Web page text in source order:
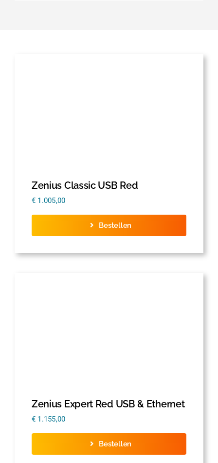
Zenius Classic USB Red
€ 1.005,00
Bestellen
Zenius Expert Red USB & Ethernet
€ 1.155,00
Bestellen